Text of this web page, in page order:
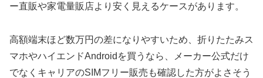
ー直販や家電量販店より安く見えるケースがあります。
高額端末ほど数万円の差になりやすいため、折りたたみス
マホやハイエンドAndroidを買うなら、メーカー公式だけ
でなくキャリアのSIMフリー販売も確認した方がよさそう